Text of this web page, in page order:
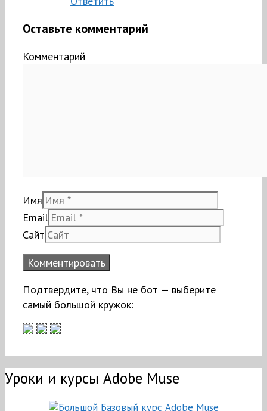
Оставьте комментарий
Комментарий
Имя
Email
Сайт
Подтвердите, что Вы не бот — выберите
самый большой кружок:
Уроки и курсы Adobe Muse